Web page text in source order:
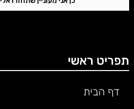
תפריט ראשי
דף הבית